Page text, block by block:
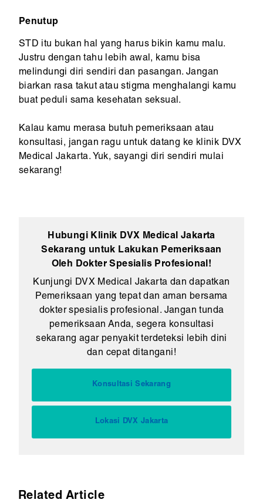
Penutup
STD itu bukan hal yang harus bikin kamu malu.
Justru dengan tahu lebih awal, kamu bisa
melindungi diri sendiri dan pasangan. Jangan
biarkan rasa takut atau stigma menghalangi kamu
buat peduli sama kesehatan seksual.
Kalau kamu merasa butuh pemeriksaan atau
konsultasi, jangan ragu untuk datang ke klinik DVX
Medical Jakarta. Yuk, sayangi diri sendiri mulai
sekarang!
Hubungi Klinik DVX Medical Jakarta
Sekarang untuk Lakukan Pemeriksaan
Oleh Dokter Spesialis Profesional!
Kunjungi DVX Medical Jakarta dan dapatkan
Pemeriksaan yang tepat dan aman bersama
dokter spesialis profesional. Jangan tunda
pemeriksaan Anda, segera konsultasi
sekarang agar penyakit terdeteksi lebih dini
dan cepat ditangani!
Konsultasi Sekarang
Lokasi DVX Jakarta
Related Article